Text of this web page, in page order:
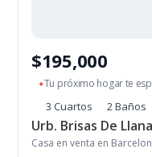
$195,000
✦Tu próximo hogar te
3 Cuartos 2 Baños
Urb. Brisas De
Casa en venta en